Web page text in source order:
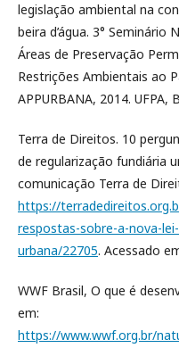
legislação ambiental na
beira d’água. 3°
Áreas de Preservação
Restrições Ambientais ao
APPURBANA, 2014.
Terra de Direitos. 10
de regularização fundiária
comunicação Terra de
https://
respostas-sobre-a-nova-
urbana/22705. Acessado
WWF Brasil, O que é
em:
https://www.wwf.org.br/